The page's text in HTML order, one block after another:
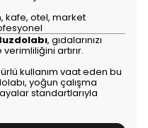
kafe, otel, market
, gıdalarınızı
artırır.
kullanım vaat eden bu
yoğun çalışma
standartlarıyla